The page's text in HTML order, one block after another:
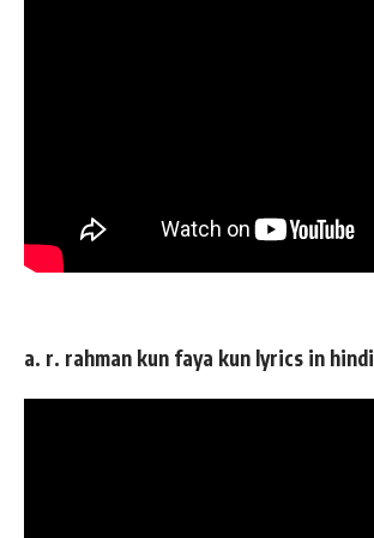
a. r. rahman kun faya kun lyrics in hindi